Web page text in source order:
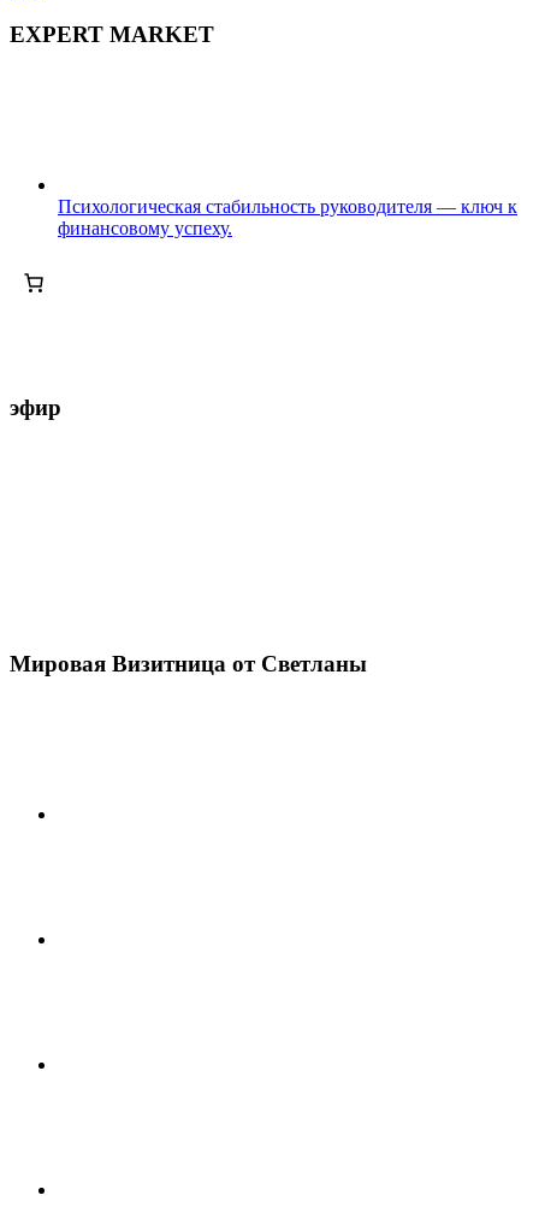
EXPERT MARKET
Психологическая стабильность руководителя — ключ к
финансовому успеху.
эфир
Мировая Визитница от Светланы